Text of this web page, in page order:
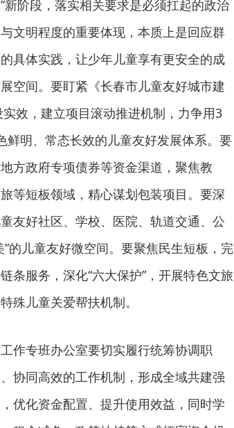
新阶段，落实相关要求是必须扛起的政治
文明程度的重要体现，本质上是回应群
具体实践，让少年儿童享有更安全的成
空间。要盯紧《长春市儿童友好城市建
效，建立项目滚动推进机制，力争用3
明、常态长效的儿童友好发展体系。要
方政府专项债券等资金渠道，聚焦教
等短板领域，精心谋划包装项目。要深
友好社区、学校、医院、轨道交通、公
的儿童友好微空间。要聚焦民生短板，完
条服务，深化“六大保护”，开展特色文旅
殊儿童关爱帮扶机制。
作专班办公室要切实履行统筹协调职
协同高效的工作机制，形成全域共建强
优化资金配置、提升使用效益，同时学